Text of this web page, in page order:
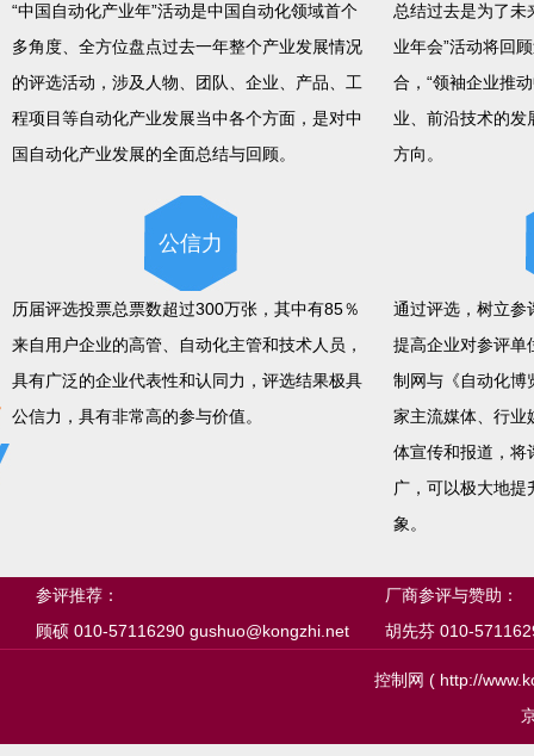
“中国自动化产业年”活动是中国自动化领域首个
多角度、全方位盘点过去一年整个产业发展情况
的评选活动，涉及人物、团队、企业、产品、工
程项目等自动化产业发展当中各个方面，是对中
国自动化产业发展的全面总结与回顾。
总结过去是为了未
业年会”活动将回
合，“领袖企业推
业、前沿技术的发
方向。
公信力
历届评选投票总票数超过300万张，其中有85％
来自用户企业的高管、自动化主管和技术人员，
具有广泛的企业代表性和认同力，评选结果极具
公信力，具有非常高的参与价值。
通过评选，树立参
提高企业对参评单
制网与《自动化博
家主流媒体、行业
体宣传和报道，将
广，可以极大地
象。
参评推荐：
顾硕 010-57116290 gushuo@kongzhi.net
厂商参评与赞助：
胡先芬 010-
控制网 ( http://